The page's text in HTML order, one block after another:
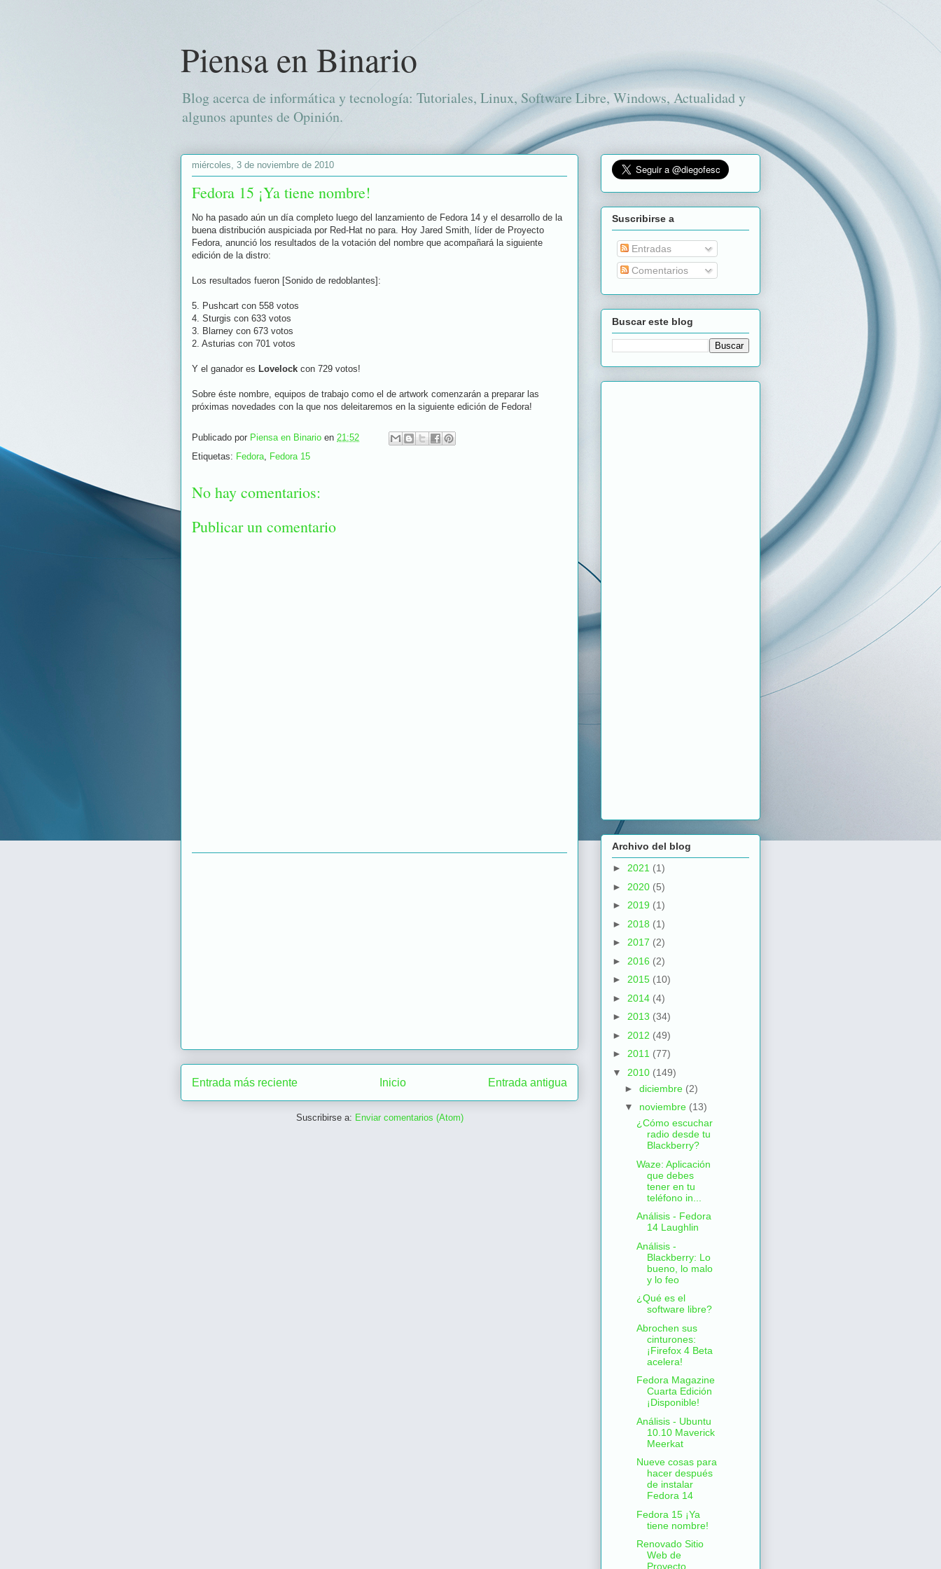
Piensa en Binario
Blog acerca de informática y tecnología: Tutoriales, Linux, Software Libre, Windows, Actualidad y
algunos apuntes de Opinión.
miércoles, 3 de noviembre de 2010
Fedora 15 ¡Ya tiene nombre!
No ha pasado aún un día completo luego del lanzamiento de Fedora 14 y el desarrollo de la
buena distribución auspiciada por Red-Hat no para. Hoy Jared Smith, líder de Proyecto
Fedora, anunció los resultados de la votación del nombre que acompañará la siguiente
edición de la distro:
Los resultados fueron [Sonido de redoblantes]:
5. Pushcart con 558 votos
4. Sturgis con 633 votos
3. Blarney con 673 votos
2. Asturias con 701 votos
Y el ganador es Lovelock con 729 votos!
Sobre éste nombre, equipos de trabajo como el de artwork comenzarán a preparar las
próximas novedades con la que nos deleitaremos en la siguiente edición de Fedora!
Publicado por Piensa en Binario en 21:52
Etiquetas: Fedora, Fedora 15
No hay comentarios:
Publicar un comentario
Entrada más reciente Entrada antigua
Inicio
Suscribirse a: Enviar comentarios (Atom)
Suscribirse a
Entradas
Comentarios
Buscar este blog
Archivo del blog
► 2021 (1)
► 2020 (5)
► 2019 (1)
► 2018 (1)
► 2017 (2)
► 2016 (2)
► 2015 (10)
► 2014 (4)
► 2013 (34)
► 2012 (49)
► 2011 (77)
▼ 2010 (149)
► diciembre (2)
▼ noviembre (13)
¿Cómo escuchar
radio desde tu
Blackberry?
Waze: Aplicación
que debes
tener en tu
teléfono in...
Análisis - Fedora
14 Laughlin
Análisis -
Blackberry: Lo
bueno, lo malo
y lo feo
¿Qué es el
software libre?
Abrochen sus
cinturones:
¡Firefox 4 Beta
acelera!
Fedora Magazine
Cuarta Edición
¡Disponible!
Análisis - Ubuntu
10.10 Maverick
Meerkat
Nueve cosas para
hacer después
de instalar
Fedora 14
Fedora 15 ¡Ya
tiene nombre!
Renovado Sitio
Web de
Proyecto